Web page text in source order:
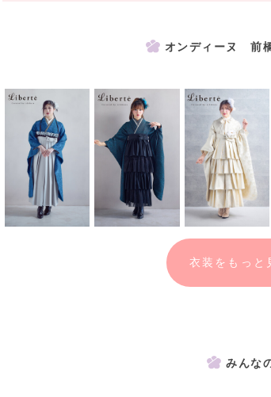
データだけではなくアルバムも残しておきたい方には
アルバム台紙をご用意しております。ご希望の方は
※アルバム作成には別途料金が発生します。
オンディーヌ 前
衣装をもっ
みんな